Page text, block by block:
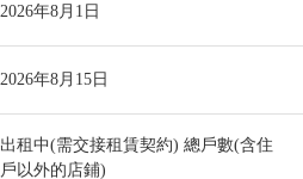
2026年8月1日
2026年8月15日
出租中(需交接租賃契約) 總戶數(含住
戶以外的店鋪)